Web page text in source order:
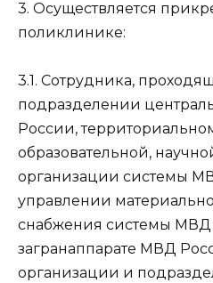
3. Осуществляется
поликлинике:
3.1. Сотрудника,
подразделении
России,
образовательной,
организации системы
управлении
снабжения системы МВД
загранаппарате МВД
организации и